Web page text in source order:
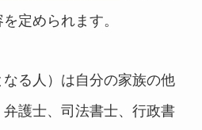
定められます。
る人）は自分の家族の他
護士、司法書士、行政書